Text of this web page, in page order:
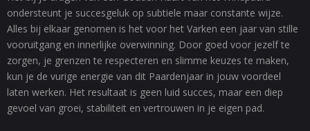
ondersteunt je succesgeluk op subtiele maar constante wijze.
Alles bij elkaar genomen is het voor het Varken een jaar van stille
vooruitgang en innerlijke overwinning. Door goed voor jezelf te
zorgen, je grenzen te respecteren en slimme keuzes te maken,
kun je de vurige energie van dit Paardenjaar in jouw voordeel
laten werken. Het resultaat is geen luid succes, maar een diep
gevoel van groei, stabiliteit en vertrouwen in je eigen pad.